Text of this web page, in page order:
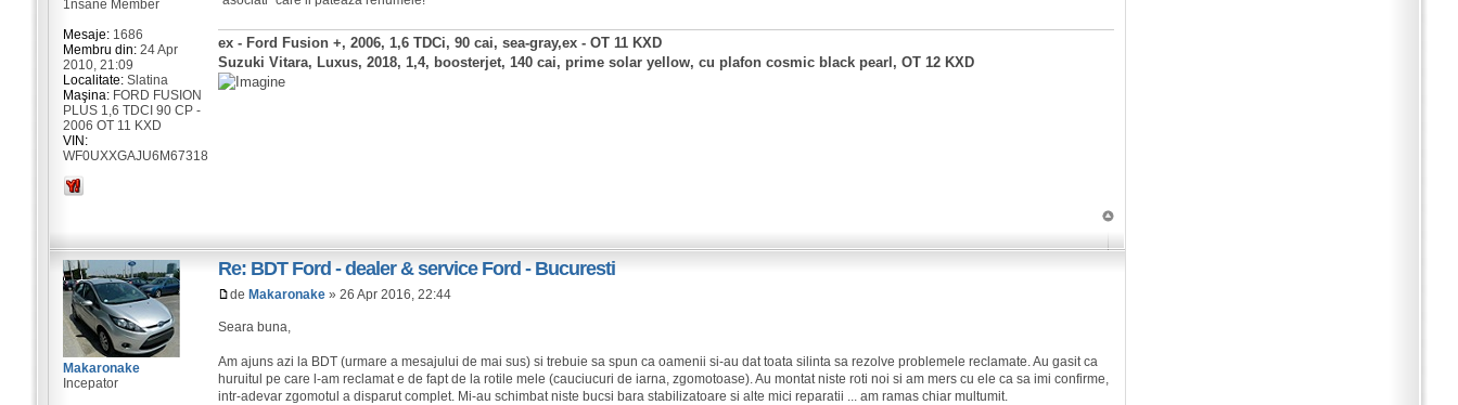
ex - Ford Fusion +, 2006, 1,6 TDCi, 90 cai, sea-gray,ex - OT 11 KXD
Suzuki Vitara, Luxus, 2018, 1,4, boosterjet, 140 cai, prime solar yellow, cu plafon cosmic black pearl, OT 12 KXD
1nsane Member
Mesaje:1686
Membru din:24 Apr
2010, 21:09
Localitate:Slatina
Maşina:FORD FUSION
PLUS 1,6 TDCI 90 CP -
2006 OT 11 KXD
VIN:
WF0UXXGAJU6M67318
Re: BDT Ford - dealer & service Ford - Bucuresti
deMakaronake » 26 Apr 2016, 22:44
Seara buna,
Am ajuns azi la BDT (urmare a mesajului de mai sus) si trebuie sa spun ca oamenii si-au dat toata silinta sa rezolve problemele reclamate. Au gasit ca
huruitul pe care l-am reclamat e de fapt de la rotile mele (cauciucuri de iarna, zgomotoase). Au montat niste roti noi si am mers cu ele ca sa imi confirme,
intr-adevar zgomotul a disparut complet. Mi-au schimbat niste bucsi bara stabilizatoare si alte mici reparatii ... am ramas chiar multumit.
Makaronake
Incepator